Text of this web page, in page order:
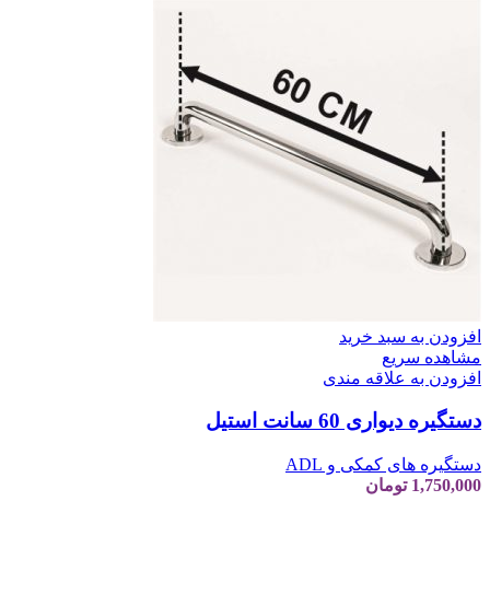
افزودن به سبد خرید
مشاهده سریع
افزودن به علاقه مندی
دستگیره دیواری 60 سانت استیل
دستگیره های کمکی و ADL
1,750,000 تومان